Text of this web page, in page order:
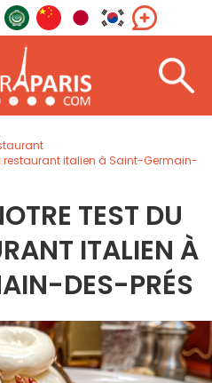
restaurant italien à Saint-Germain-
TEST DU
ITALIEN À
DES-PRÉS